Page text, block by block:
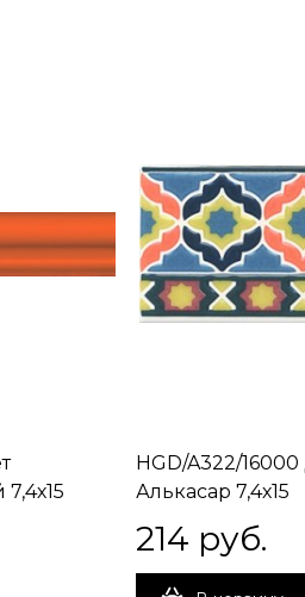
HGD/A322/
Алькасар 7,4х15
214 руб.